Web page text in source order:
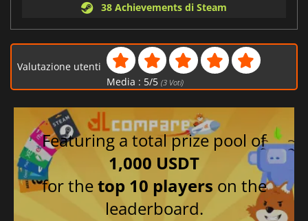
38 Achievements di Steam
Valutazione utenti
Media : 5/5 (3Voti)
Featuring a total prize pool of
1,000 USDT
for thetop 10 players on the
leaderboard.